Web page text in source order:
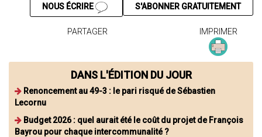
S'ABONNER GRATUITEMENT
NOUS ÉCRIRE
PARTAGER IMPRIMER
DANS L'ÉDITION DU JOUR
Renoncement au 49-3 : le pari risqué de Sébastien
Lecornu
Budget 2026 : quel aurait été le coût du projet de François
Bayrou pour chaque intercommunalité ?